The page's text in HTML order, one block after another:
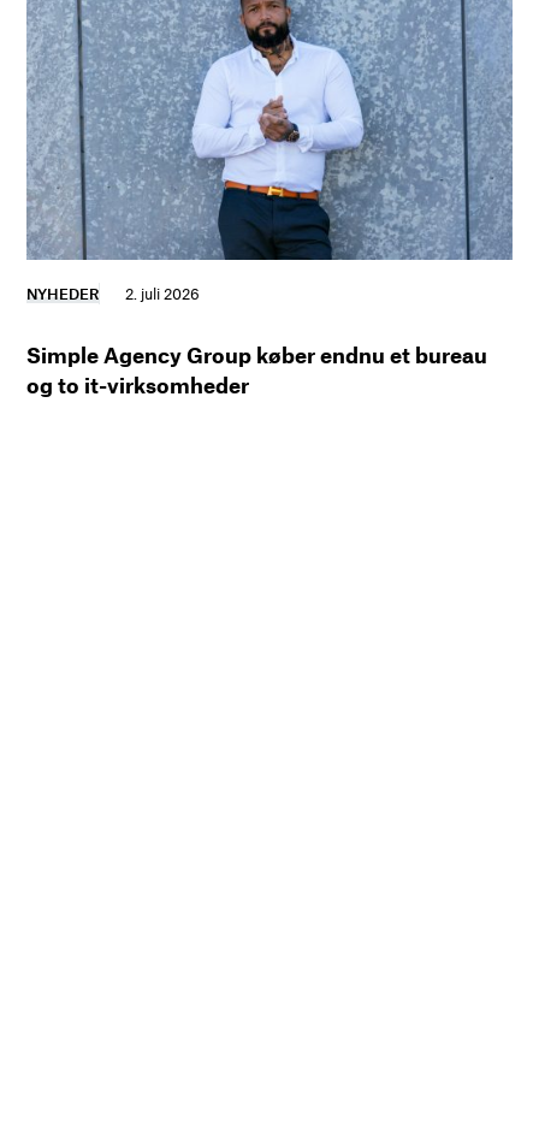
NYHEDER 2. juli 2026
Simple Agency Group køber endnu et bureau
og to it-virksomheder